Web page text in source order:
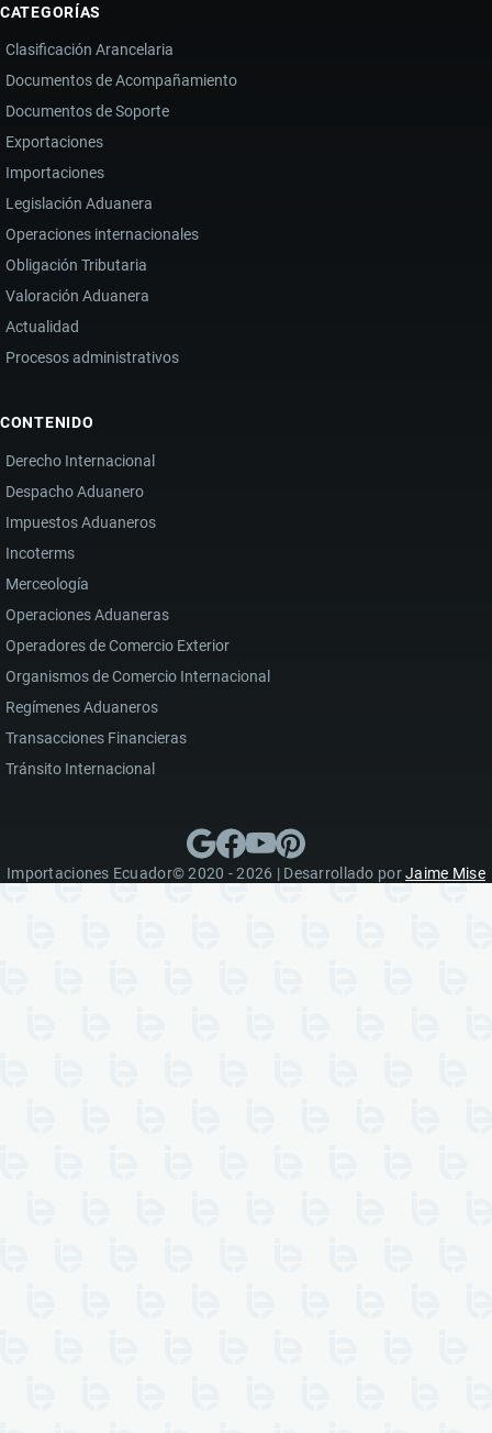
CATEGORÍAS
Clasificación Arancelaria
Documentos de Acompañamiento
Documentos de Soporte
Exportaciones
Importaciones
Legislación Aduanera
Operaciones internacionales
Obligación Tributaria
Valoración Aduanera
Actualidad
Procesos administrativos
CONTENIDO
Derecho Internacional
Despacho Aduanero
Impuestos Aduaneros
Incoterms
Merceología
Operaciones Aduaneras
Operadores de Comercio Exterior
Organismos de Comercio Internacional
Regímenes Aduaneros
Transacciones Financieras
Tránsito Internacional
Importaciones Ecuador© 2020 - 2026 | Desarrollado porJaime Mise